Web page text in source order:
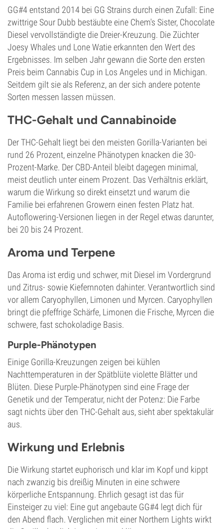
GG#4 entstand 2014 bei GG Strains durch einen Zufall: Eine
zwittrige Sour Dubb bestäubte eine Chem's Sister, Chocolate
Diesel vervollständigte die Dreier-Kreuzung. Die Züchter
Joesy Whales und Lone Watie erkannten den Wert des
Ergebnisses. Im selben Jahr gewann die Sorte den ersten
Preis beim Cannabis Cup in Los Angeles und in Michigan.
Seitdem gilt sie als Referenz, an der sich andere potente
Sorten messen lassen müssen.
THC-Gehalt und Cannabinoide
Der THC-Gehalt liegt bei den meisten Gorilla-Varianten bei
rund 26 Prozent, einzelne Phänotypen knacken die 30-
Prozent-Marke. Der CBD-Anteil bleibt dagegen minimal,
meist deutlich unter einem Prozent. Das Verhältnis erklärt,
warum die Wirkung so direkt einsetzt und warum die
Familie bei erfahrenen Growern einen festen Platz hat.
Autoflowering-Versionen liegen in der Regel etwas darunter,
bei 20 bis 24 Prozent.
Aroma und Terpene
Das Aroma ist erdig und schwer, mit Diesel im Vordergrund
und Zitrus- sowie Kiefernnoten dahinter. Verantwortlich sind
vor allem Caryophyllen, Limonen und Myrcen. Caryophyllen
bringt die pfeffrige Schärfe, Limonen die Frische, Myrcen die
schwere, fast schokoladige Basis.
Purple-Phänotypen
Einige Gorilla-Kreuzungen zeigen bei kühlen
Nachttemperaturen in der Spätblüte violette Blätter und
Blüten. Diese Purple-Phänotypen sind eine Frage der
Genetik und der Temperatur, nicht der Potenz: Die Farbe
sagt nichts über den THC-Gehalt aus, sieht aber spektakulär
aus.
Wirkung und Erlebnis
Die Wirkung startet euphorisch und klar im Kopf und kippt
nach zwanzig bis dreißig Minuten in eine schwere
körperliche Entspannung. Ehrlich gesagt ist das für
Einsteiger zu viel: Eine gut angebaute GG#4 legt dich für
den Abend flach. Verglichen mit einer Northern Lights wirkt